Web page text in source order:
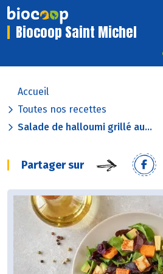
Biocoop Saint Michel
Accueil
Toutes nos recettes
Salade de halloumi grillé au...
Partager sur